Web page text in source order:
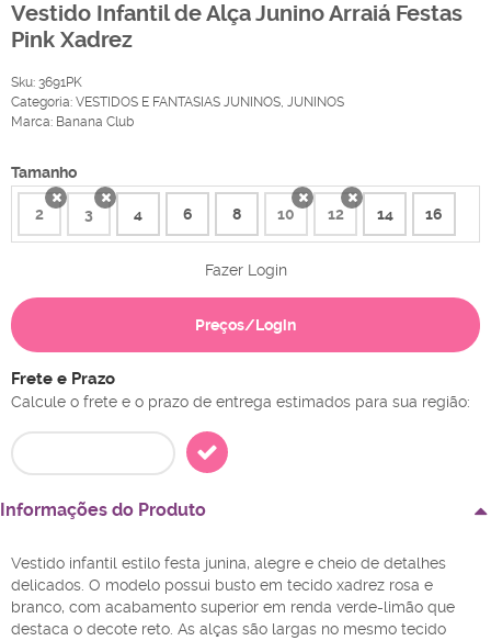
Vestido Infantil de Alça Junino Arraiá Festas
Pink Xadrez
Sku: 3691PK
Categoria: VESTIDOS E FANTASIAS JUNINOS, JUNINOS
Marca: Banana Club
Tamanho
2 3 4 6 8 10x 12x 14 16
Fazer Login
Preços/Login
Frete e Prazo
Calcule o frete e o prazo de entrega estimados para sua região:
Informações do Produto
Vestido infantil estilo festa junina, alegre e cheio de detalhes
delicados. O modelo possui busto em tecido xadrez rosa e
branco, com acabamento superior em renda verde-limão que
destaca o decote reto. As alças são largas no mesmo tecido